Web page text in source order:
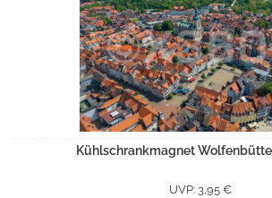
Kühlschrankmagnet
UVP: 3,95 €